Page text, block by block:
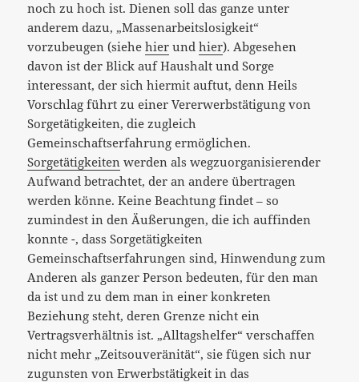
noch zu hoch ist. Dienen soll das ganze unter
anderem dazu, „Massenarbeitslosigkeit“
vorzubeugen (siehehier undhier). Abgesehen
davon ist der Blick auf Haushalt und Sorge
interessant, der sich hiermit auftut, denn Heils
Vorschlag führt zu einer Vererwerbstätigung von
Sorgetätigkeiten, die zugleich
Gemeinschaftserfahrung ermöglichen.
Sorgetätigkeiten werden als wegzuorganisierender
Aufwand betrachtet, der an andere übertragen
werden könne. Keine Beachtung findet – so
zumindest in den Äußerungen, die ich auffinden
konnte -, dass Sorgetätigkeiten
Gemeinschaftserfahrungen sind, Hinwendung zum
Anderen als ganzer Person bedeuten, für den man
da ist und zu dem man in einer konkreten
Beziehung steht, deren Grenze nicht ein
Vertragsverhältnis ist. „Alltagshelfer“ verschaffen
nicht mehr „Zeitsouveränität“, sie fügen sich nur
zugunsten von Erwerbstätigkeit in das